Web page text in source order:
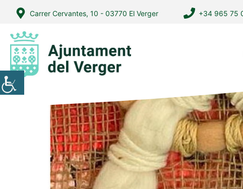
contingut
Carrer Cervantes, 10 - 03770 El Verger +34 965 75